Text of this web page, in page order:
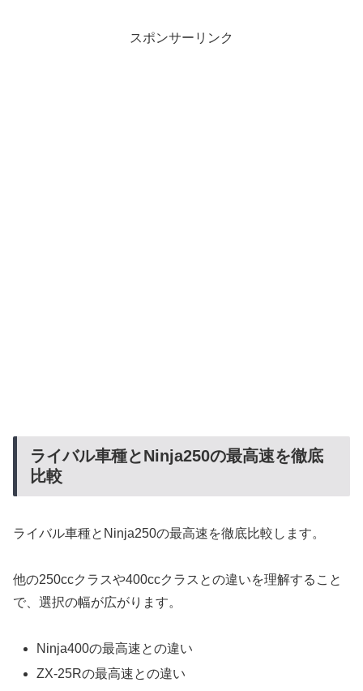
スポンサーリンク
ライバル車種とNinja250の最高速を徹底
比較
ライバル車種とNinja250の最高速を徹底比較します。
他の250ccクラスや400ccクラスとの違いを理解すること
で、選択の幅が広がります。
Ninja400の最高速との違い
ZX-25Rの最高速との違い